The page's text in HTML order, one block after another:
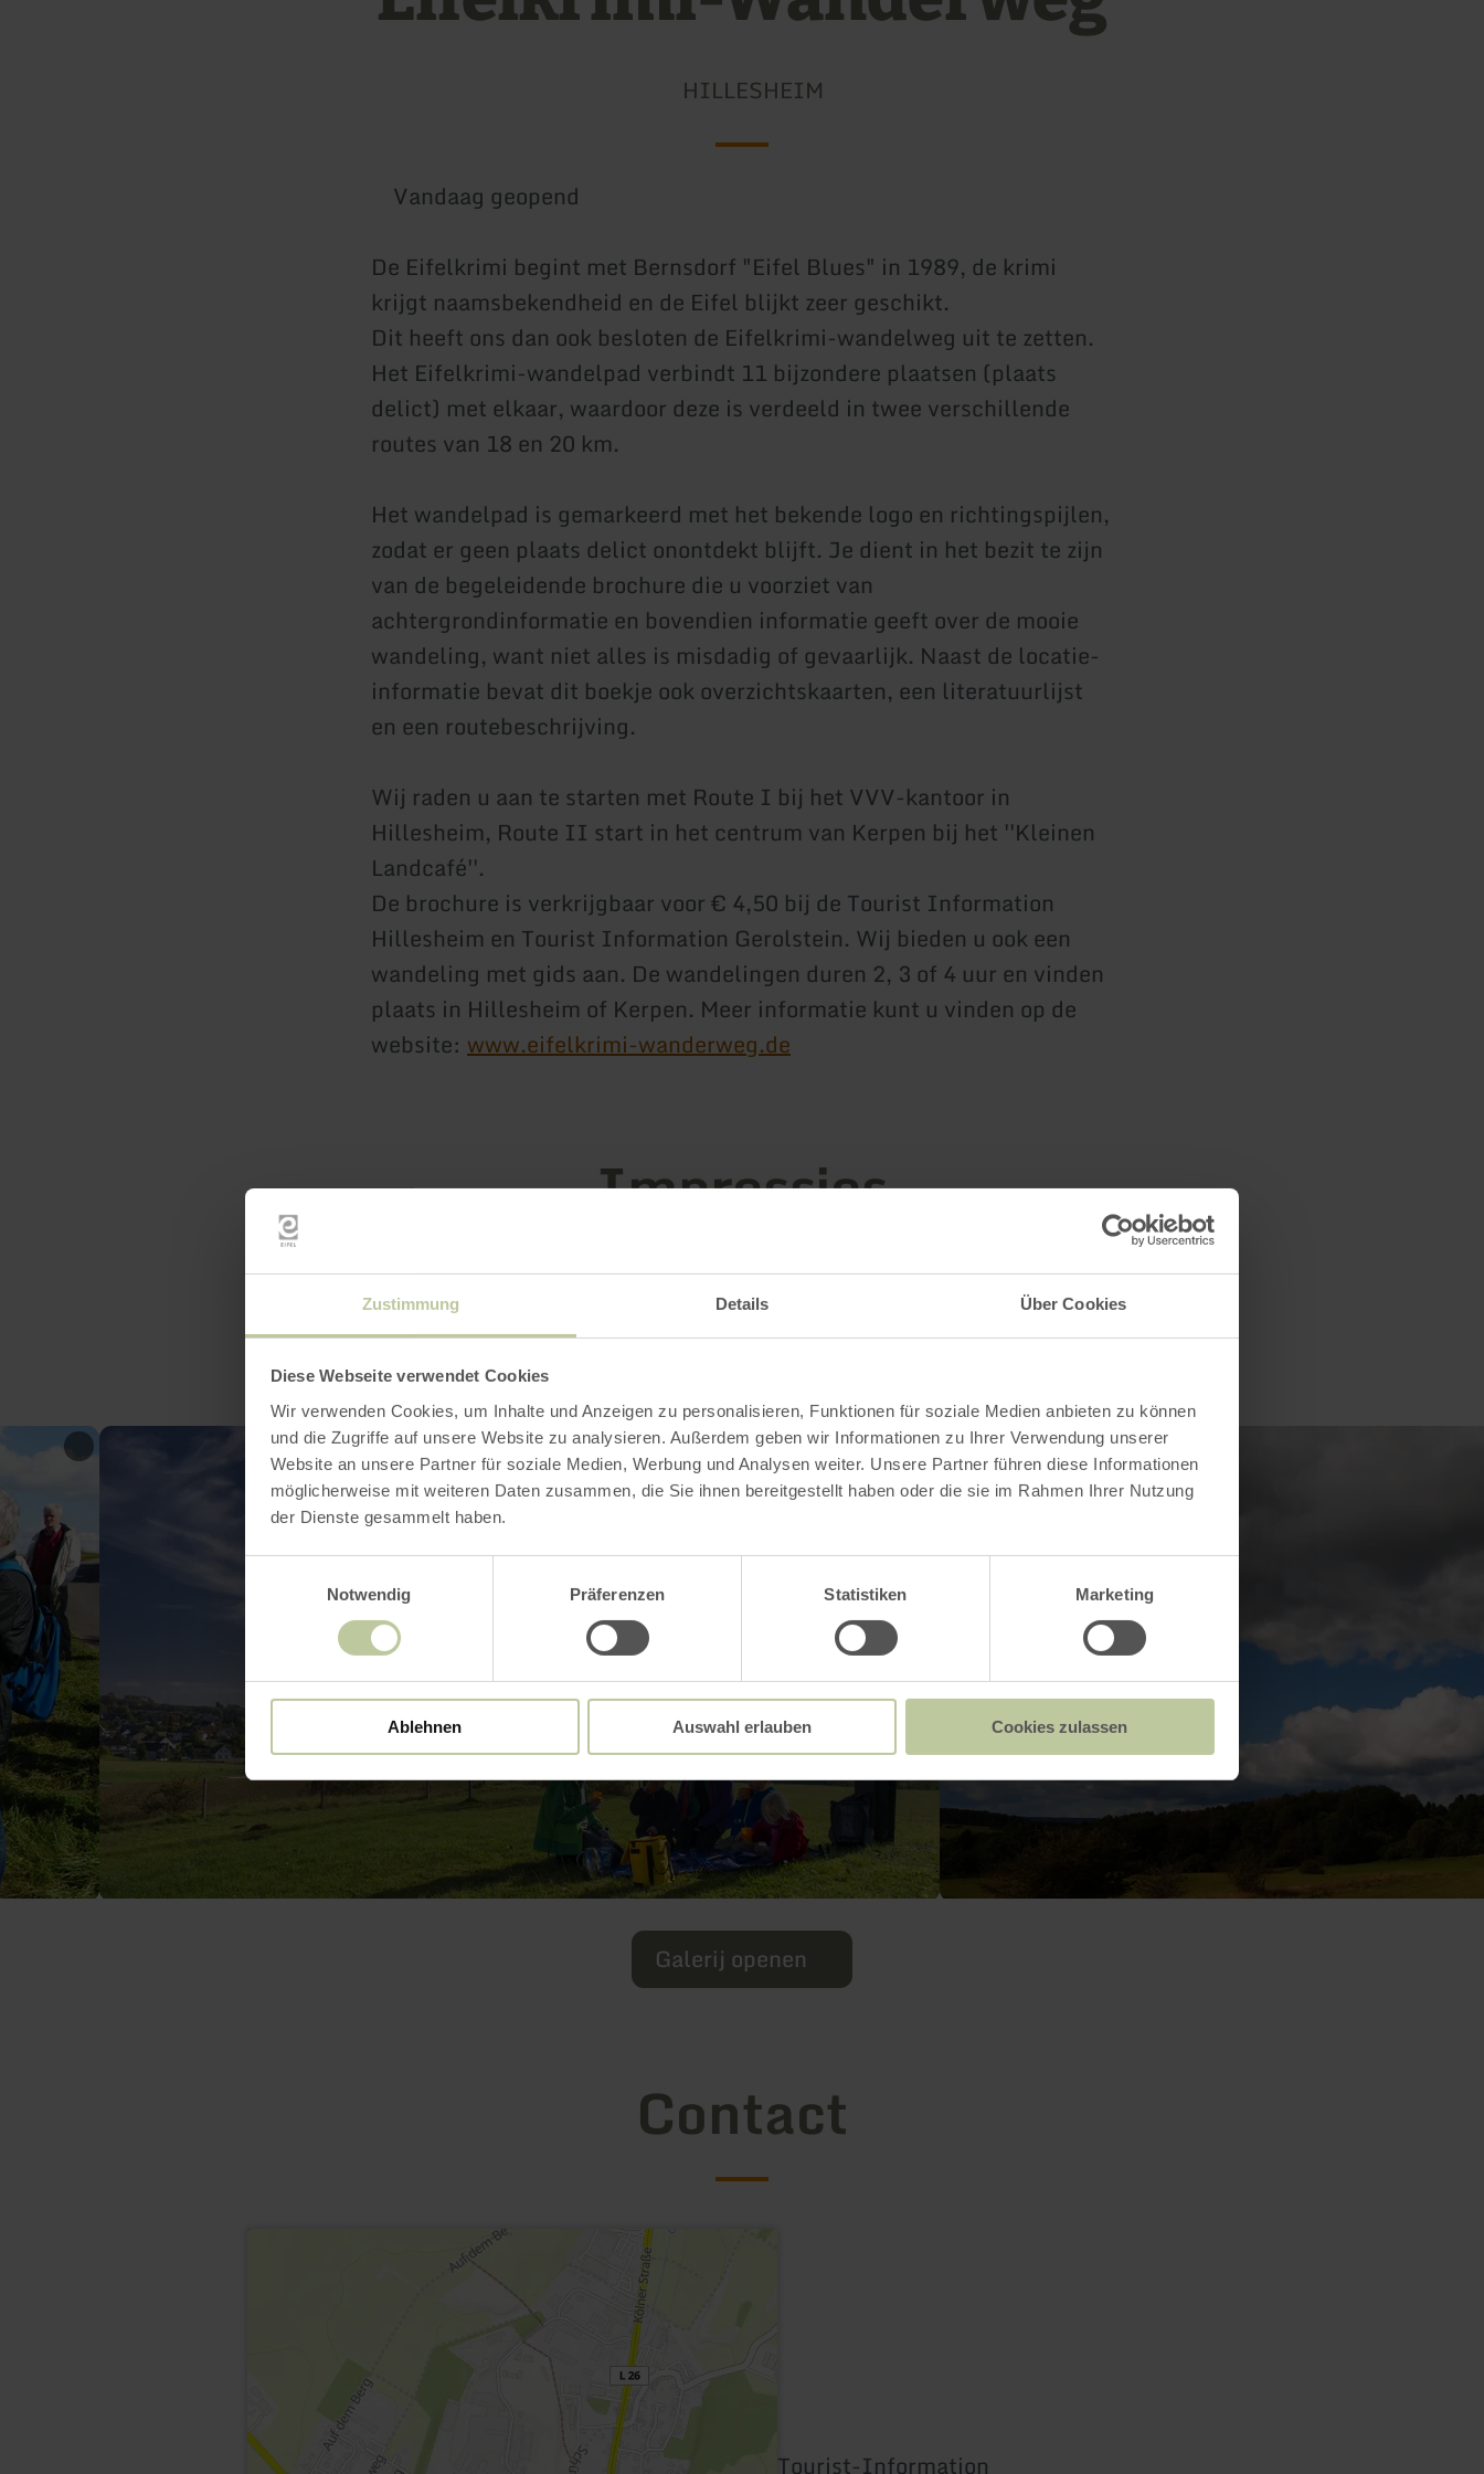
Zustimmung Details Über Cookies
Diese Webseite verwendet Cookies
Wir verwenden Cookies, um Inhalte und Anzeigen zu personalisieren, Funktionen für soziale Medien anbieten zu können
und die Zugriffe auf unsere Website zu analysieren. Außerdem geben wir Informationen zu Ihrer Verwendung unserer
Website an unsere Partner für soziale Medien, Werbung und Analysen weiter. Unsere Partner führen diese Informationen
möglicherweise mit weiteren Daten zusammen, die Sie ihnen bereitgestellt haben oder die sie im Rahmen Ihrer Nutzung
der Dienste gesammelt haben.
Notwendig
Präferenzen Statistiken Marketing
Ablehnen Auswahl erlauben Cookies zulassen
HILLESHEIM
Vandaag geopend
De Eifelkrimi begint met Bernsdorf "Eifel Blues" in 1989, de krimi
krijgt naamsbekendheid en de Eifel blijkt zeer geschikt.
Dit heeft ons dan ook besloten de Eifelkrimi-wandelweg uit te zetten.
Het Eifelkrimi-wandelpad verbindt 11 bijzondere plaatsen (plaats
delict) met elkaar, waardoor deze is verdeeld in twee verschillende
routes van 18 en 20 km.
Het wandelpad is gemarkeerd met het bekende logo en richtingspijlen,
zodat er geen plaats delict onontdekt blijft. Je dient in het bezit te zijn
van de begeleidende brochure die u voorziet van
achtergrondinformatie en bovendien informatie geeft over de mooie
wandeling, want niet alles is misdadig of gevaarlijk. Naast de locatie-
informatie bevat dit boekje ook overzichtskaarten, een literatuurlijst
en een routebeschrijving.
Wij raden u aan te starten met Route I bij het VVV-kantoor in
Hillesheim, Route II start in het centrum van Kerpen bij het ''Kleinen
Landcafé''.
De brochure is verkrijgbaar voor € 4,50 bij de Tourist Information
Hillesheim en Tourist Information Gerolstein. Wij bieden u ook een
wandeling met gids aan. De wandelingen duren 2, 3 of 4 uur en vinden
plaats in Hillesheim of Kerpen. Meer informatie kunt u vinden op de
website: www.eifelkrimi-wanderweg.de
Impressies
Galerij openen
Contact
Tourist-Information